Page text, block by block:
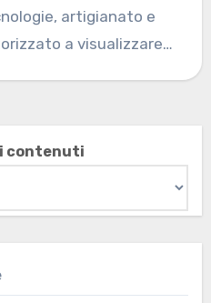
artigianato e
a visualizzare…
contenuti